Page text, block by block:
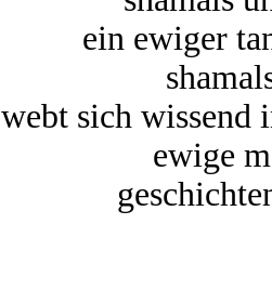
ein ewiger
webt sich wissend
ewige